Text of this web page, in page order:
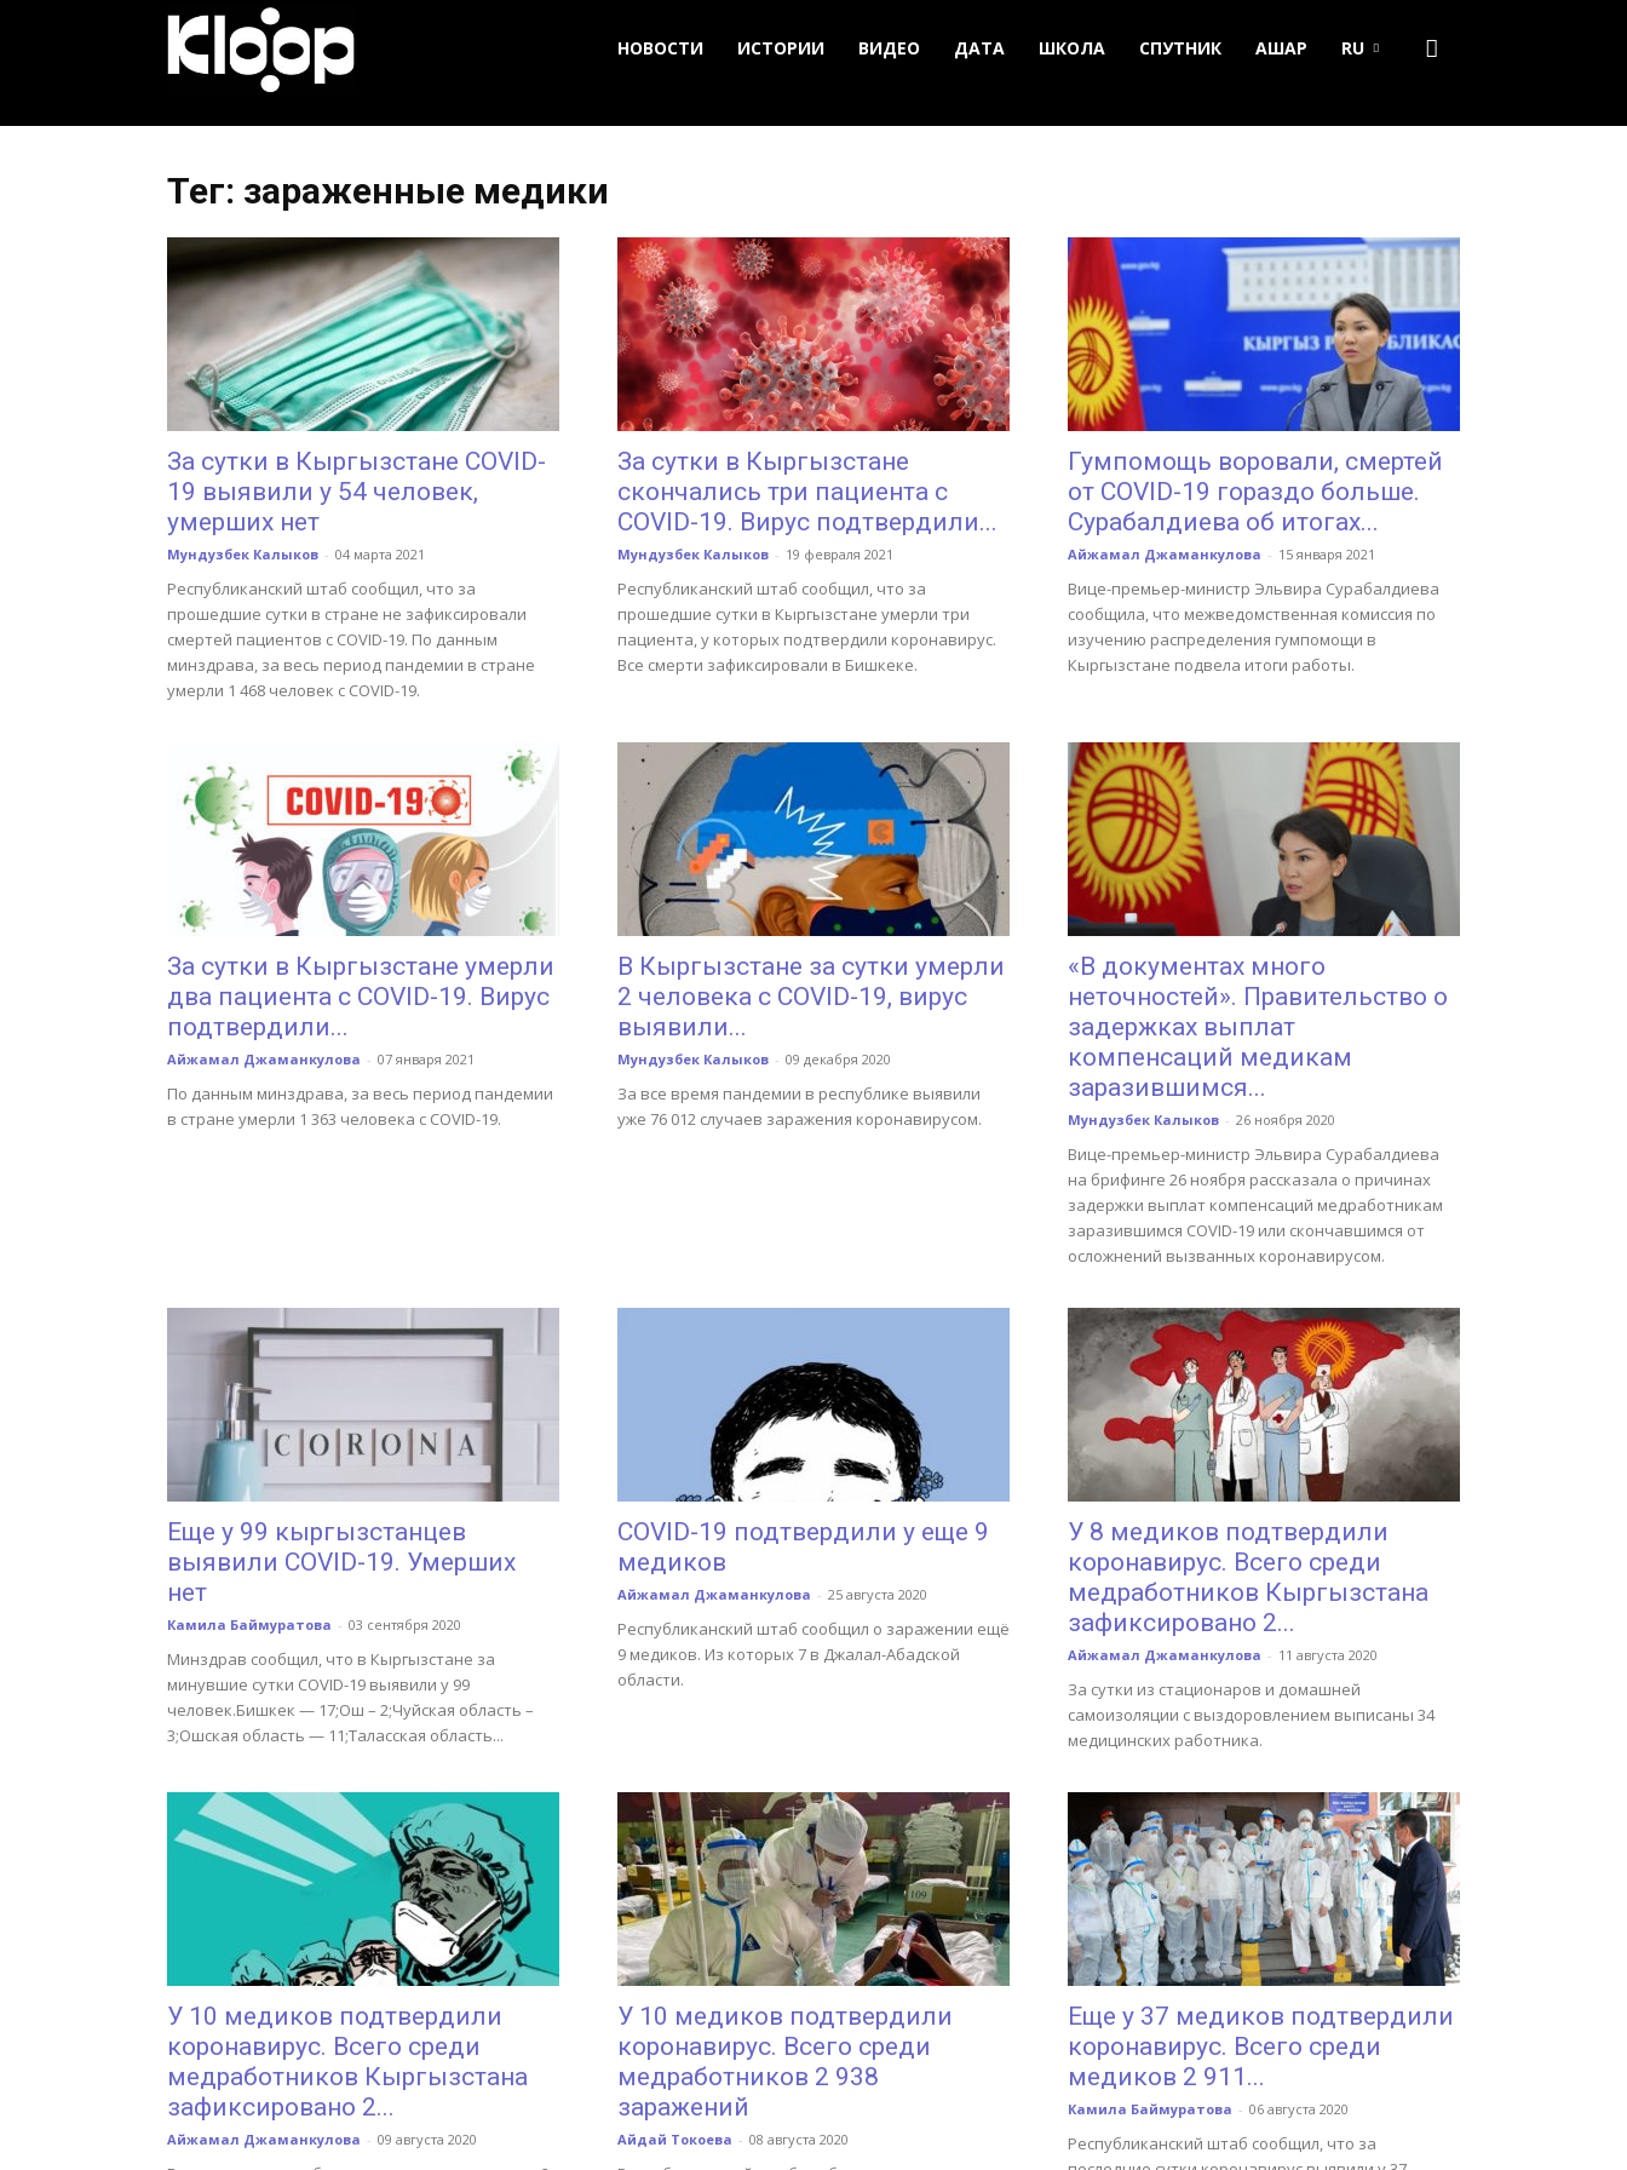
Новости
Кыргызстана
НОВОСТИ ИСТОРИИ ВИДЕО ДАТА ШКОЛА СПУТНИК АШАР RU
Тег: зараженные медики
За сутки в Кыргызстане COVID-
19 выявили у 54 человек,
умерших нет
Мундузбек Калыков - 04 марта 2021
Республиканский штаб сообщил, что за
прошедшие сутки в стране не зафиксировали
смертей пациентов с COVID-19. По данным
минздрава, за весь период пандемии в стране
умерли 1 468 человек с COVID-19.
За сутки в Кыргызстане
скончались три пациента с
COVID-19. Вирус подтвердили...
Мундузбек Калыков - 19 февраля 2021
Республиканский штаб сообщил, что за
прошедшие сутки в Кыргызстане умерли три
пациента, у которых подтвердили коронавирус.
Все смерти зафиксировали в Бишкеке.
Гумпомощь воровали, смертей
от COVID-19 гораздо больше.
Сурабалдиева об итогах...
Айжамал Джаманкулова - 15 января 2021
Вице-премьер-министр Эльвира Сурабалдиева
сообщила, что межведомственная комиссия по
изучению распределения гумпомощи в
Кыргызстане подвела итоги работы.
За сутки в Кыргызстане умерли
два пациента с COVID-19. Вирус
подтвердили...
Айжамал Джаманкулова - 07 января 2021
По данным минздрава, за весь период пандемии
в стране умерли 1 363 человека с COVID-19.
В Кыргызстане за сутки умерли
2 человека с COVID-19, вирус
выявили...
Мундузбек Калыков - 09 декабря 2020
За все время пандемии в республике выявили
уже 76 012 случаев заражения коронавирусом.
«В документах много
неточностей». Правительство о
задержках выплат
компенсаций медикам
заразившимся...
Мундузбек Калыков - 26 ноября 2020
Вице-премьер-министр Эльвира Сурабалдиева
на брифинге 26 ноября рассказала о причинах
задержки выплат компенсаций медработникам
заразившимся COVID-19 или скончавшимся от
осложнений вызванных коронавирусом.
Еще у 99 кыргызстанцев
выявили COVID-19. Умерших
нет
Камила Баймуратова - 03 сентября 2020
Минздрав сообщил, что в Кыргызстане за
минувшие сутки COVID-19 выявили у 99
человек.Бишкек — 17;Ош – 2;Чуйская область –
3;Ошская область — 11;Таласская область...
COVID-19 подтвердили у еще 9
медиков
Айжамал Джаманкулова - 25 августа 2020
Республиканский штаб сообщил о заражении ещё
9 медиков. Из которых 7 в Джалал-Абадской
области.
У 8 медиков подтвердили
коронавирус. Всего среди
медработников Кыргызстана
зафиксировано 2...
Айжамал Джаманкулова - 11 августа 2020
За сутки из стационаров и домашней
самоизоляции с выздоровлением выписаны 34
медицинских работника.
У 10 медиков подтвердили
коронавирус. Всего среди
медработников Кыргызстана
зафиксировано 2...
Айжамал Джаманкулова - 09 августа 2020
У 10 медиков подтвердили
коронавирус. Всего среди
медработников 2 938
заражений
Айдай Токоева - 08 августа 2020
Еще у 37 медиков подтвердили
коронавирус. Всего среди
медиков 2 911...
Камила Баймуратова - 06 августа 2020
Республиканский штаб сообщил, что за